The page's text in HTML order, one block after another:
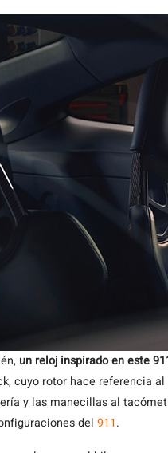
un reloj inspirado en este
cuyo rotor hace referencia al
y las manecillas al
del 911.